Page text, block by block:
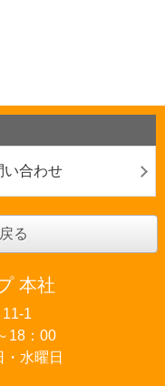
い合わせ
る
本社
11-1
18：00
・水曜日